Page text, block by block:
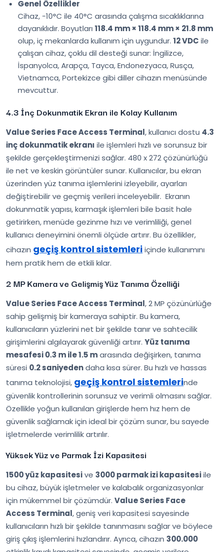
Genel Özellikler
Cihaz, -10°C ile 40°C arasında çalışma sıcaklıklarına
dayanıklıdır. Boyutları 118.4 mm × 118.4 mm × 21.8 mm
olup, iç mekanlarda kullanım için uygundur. 12 VDC ile
çalışan cihaz, çoklu dil desteği sunar: İngilizce,
İspanyolca, Arapça, Tayca, Endonezyaca, Rusça,
Vietnamca, Portekizce gibi diller cihazın menüsünde
mevcuttur.
4.3 İnç Dokunmatik Ekran ile Kolay Kullanım
Value Series Face Access Terminal, kullanıcı dostu 4.3
inç dokunmatik ekranı ile işlemleri hızlı ve sorunsuz bir
şekilde gerçekleştirmenizi sağlar. 480 x 272 çözünürlüğü
ile net ve keskin görüntüler sunar. Kullanıcılar, bu ekran
üzerinden yüz tanıma işlemlerini izleyebilir, ayarları
değiştirebilir ve geçmiş verileri inceleyebilir. Ekranın
dokunmatik yapısı, karmaşık işlemleri bile basit hale
getirirken, menüde gezinme hızı ve verimliliği, genel
kullanıcı deneyimini önemli ölçüde artırır. Bu özellikler,
cihazın geçiş kontrol sistemleriiçinde kullanımını
hem pratik hem de etkili kılar.
2 MP Kamera ve Gelişmiş Yüz Tanıma Özelliği
Value Series Face Access Terminal, 2 MP çözünürlüğe
sahip gelişmiş bir kameraya sahiptir. Bu kamera,
kullanıcıların yüzlerini net bir şekilde tanır ve sahtecilik
girişimlerini algılayarak güvenliği artırır. Yüz tanıma
mesafesi 0.3 m ile 1.5 marasında değişirken, tanıma
süresi 0.2 saniyedendaha kısa sürer. Bu hızlı ve hassas
tanıma teknolojisi, geçiş kontrol sistemlerinde
güvenlik kontrollerinin sorunsuz ve verimli olmasını sağlar.
Özellikle yoğun kullanılan girişlerde hem hız hem de
güvenlik sağlamak için ideal bir çözüm sunar, bu sayede
işletmelerde verimlilik artırılır.
Yüksek Yüz ve Parmak İzi Kapasitesi
1500 yüz kapasitesive 3000 parmak izi kapasitesiile
bu cihaz, büyük işletmeler ve kalabalık organizasyonlar
için mükemmel bir çözümdür. Value Series Face
Access Terminal, geniş veri kapasitesi sayesinde
kullanıcıların hızlı bir şekilde tanınmasını sağlar ve böylece
giriş çıkış işlemlerini hızlandırır. Ayrıca, cihazın 300.000